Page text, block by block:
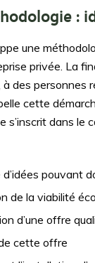
:
une
privée. La
, à des personnes
cette
s’inscrit dans le
d’idées pouvant
de la viabilité
d’une offre
cette offre